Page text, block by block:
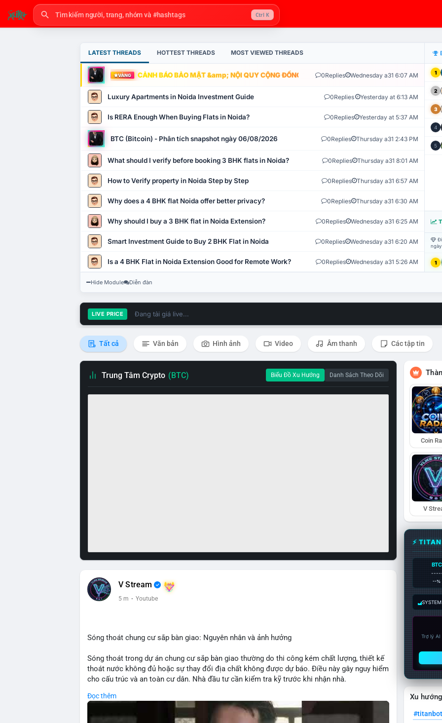
Ctrl K
LATEST THREADS HOTTEST THREADS MOST VIEWED THREADS
VÀNG CẢNH BÁO BẢO MẬT &amp; NỘI QUY CỘNG ĐỒNG VLIKE.VN: HỆ THỐNG GIÁM SÁT TỰ
0Replies Wednesday a31 6:07 AM
Luxury Apartments in Noida Investment Guide 0Replies Yesterday at 6:13 AM
Is RERA Enough When Buying Flats in Noida? 0Replies Yesterday at 5:37 AM
BTC (Bitcoin) - Phân tích snapshot ngày 06/08/2026 0Replies Thursday a31 2:43 PM
What should I verify before booking 3 BHK flats in Noida? 0Replies Thursday a31 8:01 AM
How to Verify property in Noida Step by Step 0Replies Thursday a31 6:57 AM
Why does a 4 BHK flat Noida offer better privacy? 0Replies Thursday a31 6:30 AM
Why should I buy a 3 BHK flat in Noida Extension? 0Replies Wednesday a31 6:25 AM
Smart Investment Guide to Buy 2 BHK Flat in Noida 0Replies Wednesday a31 6:20 AM
Is a 4 BHK Flat in Noida Extension Good for Remote Work? 0Replies Wednesday a31 5:26 AM
1
2
3
4
5
1
Hide Module Diễn đàn
LIVE PRICE Đang tải giá live...
Tất cả Văn bản Hình ảnh Video Âm thanh Các tập tin
Trung Tâm Crypto (BTC) Biểu Đồ Xu Hướng Danh Sách Theo Dõi
V Stream
5 m · Youtube
Sóng thoát chung cư sắp bàn giao: Nguyên nhân và ảnh hưởng
Sóng thoát trong dự án chung cư sắp bàn giao thường do thi công kém chất lượng, thiết kế
thoát nước không đủ hoặc sự thay đổi địa chất không được dự báo. Điều này gây nguy hiểm
cho cấu trúc và an toàn cư dân. Nhà đầu tư cần kiểm tra kỹ trước khi nhận nhà.
🎥 Xem video trực tiếp tại:
Đọc thêm
Coin
V
⚡
BTC
--%
Trợ lý
Xu
#titanbot